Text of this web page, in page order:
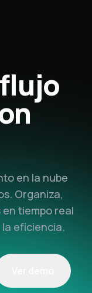
en la nube
Organiza,
tiempo real
eficiencia.